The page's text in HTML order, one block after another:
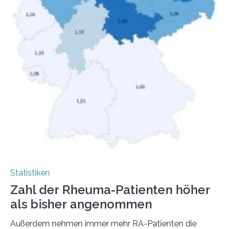
Statistiken
Zahl der Rheuma-Patienten höher
als bisher angenommen
Außerdem nehmen immer mehr RA-Patienten die